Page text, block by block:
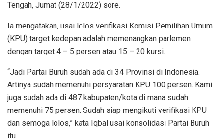
Tengah, Jumat (28/1/2022) sore.
Ia mengatakan, usai lolos verifikasi Komisi Pemilihan Umum
(KPU) target kedepan adalah memenangkan parlemen
dengan target 4 – 5 persen atau 15 – 20 kursi.
“Jadi Partai Buruh sudah ada di 34 Provinsi di Indonesia.
Artinya sudah memenuhi persyaratan KPU 100 persen. Kami
juga sudah ada di 487 kabupaten/kota di mana sudah
memenuhi 75 persen. Sudah siap mengikuti verifikasi KPU
dan semoga lolos,” kata Iqbal usai konsolidasi Partai Buruh
itu.